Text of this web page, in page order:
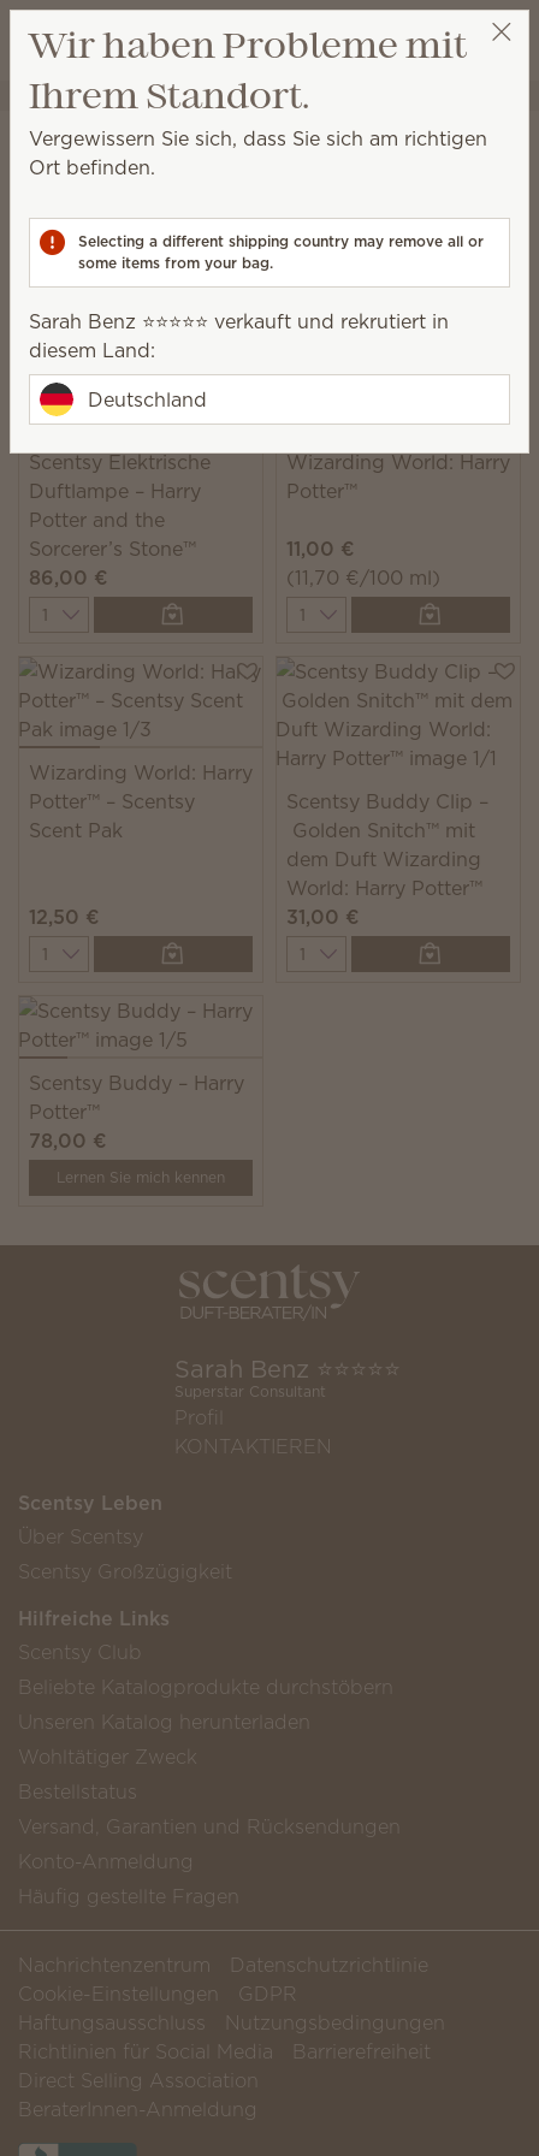
Wunschliste
Warenkorb
Sarah Benz ⭐️⭐️⭐️⭐️⭐️ Party auswählen
Harry Potter™
Kollektion Harry Potter™
Potter™ und Hogwarts™ inspiriert sind.
5 Ergebnisse
Filter Relevanz
Scentsy Elektrische
Duftlampe – Harry
Potter and the
Sorcerer’s Stone™
86,00 €
Quantity
Scentsy Bar –
Wizarding World: Harry
Potter™
11,00 €
(11,70 €/100 ml)
Quantity
Wizarding World: Harry
Potter™ – Scentsy
Scent Pak
12,50 €
Quantity
Scentsy Buddy Clip –
Golden Snitch™ mit
dem Duft Wizarding
World: Harry Potter™
31,00 €
Quantity
Scentsy Buddy – Harry
Potter™
78,00 €
Lernen Sie mich kennen
Sarah Benz ⭐️⭐️⭐️⭐️⭐️
Superstar Consultant
Profil
KONTAKTIEREN
Scentsy Leben
Über Scentsy
Scentsy Großzügigkeit
Hilfreiche Links
Scentsy Club
Beliebte Katalogprodukte durchstöbern
Unseren Katalog herunterladen
Wohltätiger Zweck
Bestellstatus
Versand, Garantien und Rücksendungen
Konto-Anmeldung
Häufig gestellte Fragen
Nachrichtenzentrum
Datenschutzrichtlinie
Cookie-Einstellungen
GDPR
Haftungsausschluss
Nutzungsbedingungen
Richtlinien für Social Media
Barrierefreiheit
Direct Selling Association
BeraterInnen-Anmeldung
Wir haben Probleme mit
Ihrem Standort.
Vergewissern Sie sich, dass Sie sich am richtigen
Ort befinden.
Selecting a different shipping country may remove all or
some items from your bag.
Sarah Benz ⭐️⭐️⭐️⭐️⭐️ verkauft und rekrutiert in
diesem Land:
Deutschland